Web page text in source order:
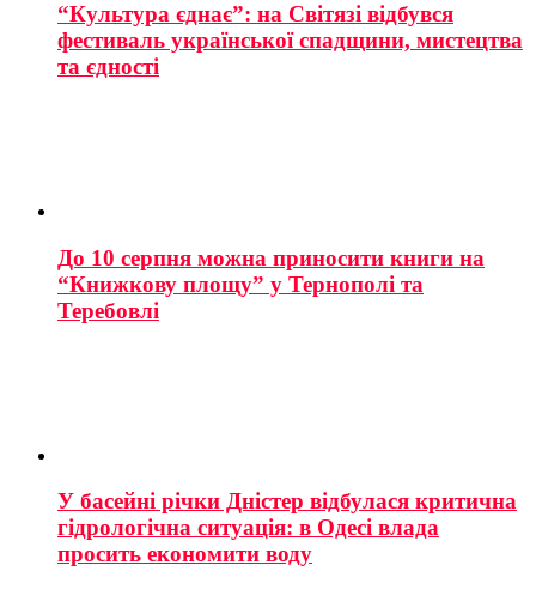
“Культура єднає”: на Світязі відбувся
фестиваль української спадщини, мистецтва
та єдності
До 10 серпня можна приносити книги на
“Книжкову площу” у Тернополі та
Теребовлі
У басейні річки Дністер відбулася критична
гідрологічна ситуація: в Одесі влада
просить економити воду